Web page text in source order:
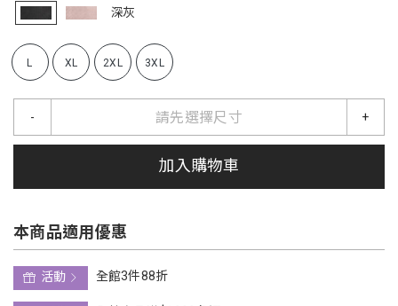
深灰
L XL 2XL 3XL
請先選擇尺寸
- +
加入購物車
本商品適用優惠
活動
全館3件88折